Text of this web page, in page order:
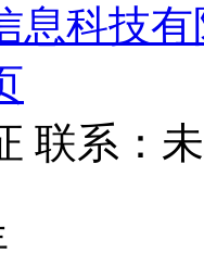
息科技
联系：